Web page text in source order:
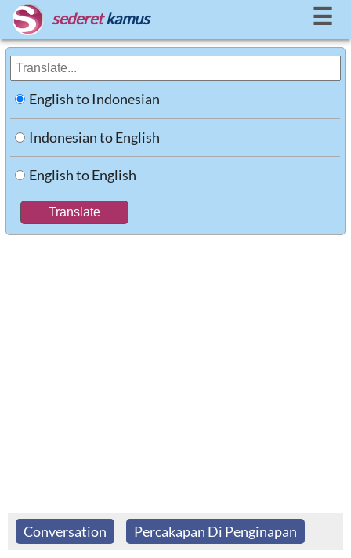
sederet kamus ☰
English to Indonesian
Indonesian to English
English to English
Conversation Percakapan Di Penginapan